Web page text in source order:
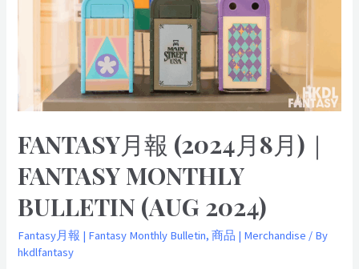
FANTASY月報 (2024月8月)｜
FANTASY MONTHLY
BULLETIN (AUG 2024)
Fantasy月報 | Fantasy Monthly Bulletin,商品 | Merchandise / By
hkdlfantasy
Monthly
Bulletin
(Aug